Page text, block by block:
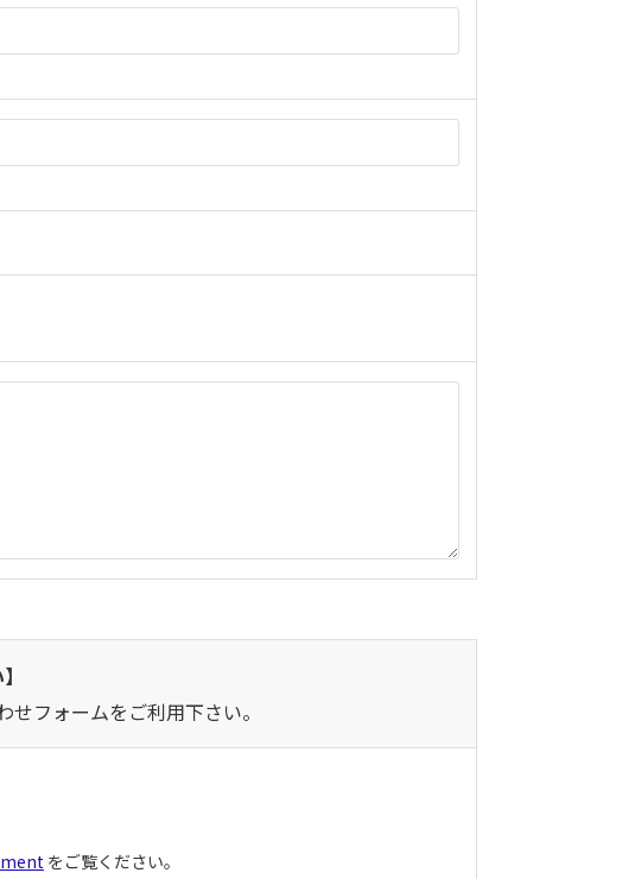
フォームをご利用下さい。
をご覧ください。